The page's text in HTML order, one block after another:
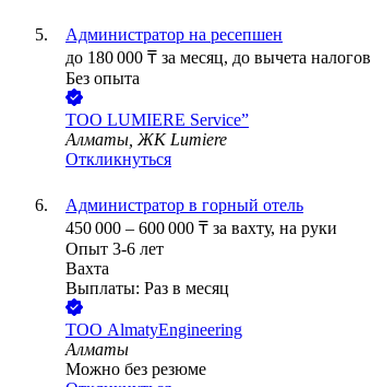
Администратор на ресепшен
до 180 000 ₸ за месяц, до вычета налогов
Без опыта
ТОО LUMIERE Service”
Алматы, ЖК Lumiere
Откликнуться
Администратор в горный отель
450 000 – 600 000 ₸ за вахту, на руки
Опыт 3-6 лет
Вахта
Выплаты: Раз в месяц
ТОО AlmatyEngineering
Алматы
Можно без резюме